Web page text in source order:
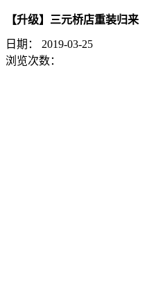
【升级】三元桥店重装归来
日期：
2019-03-25
浏览次数：